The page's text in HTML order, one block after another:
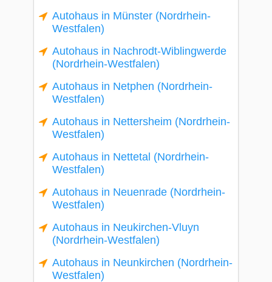
Autohaus in Münster (Nordrhein-
Westfalen)
Autohaus in Nachrodt-Wiblingwerde
(Nordrhein-Westfalen)
Autohaus in Netphen (Nordrhein-
Westfalen)
Autohaus in Nettersheim (Nordrhein-
Westfalen)
Autohaus in Nettetal (Nordrhein-
Westfalen)
Autohaus in Neuenrade (Nordrhein-
Westfalen)
Autohaus in Neukirchen-Vluyn
(Nordrhein-Westfalen)
Autohaus in Neunkirchen (Nordrhein-
Westfalen)